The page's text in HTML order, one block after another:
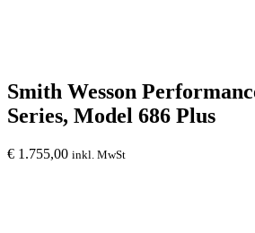
Smith Wesson
Series, Model 686 Plus
€ 1.755,00 inkl. MwSt